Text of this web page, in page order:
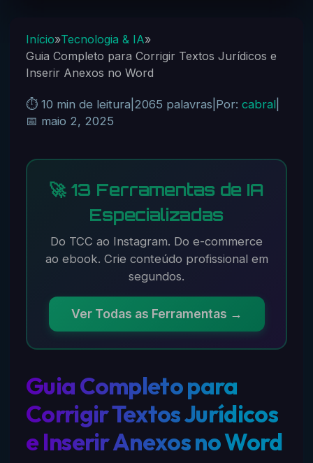
Início»Tecnologia & IA»
Guia Completo para Corrigir Textos Jurídicos e
Inserir Anexos no Word
⏱️ 10 min de leitura 2065 palavras Por: cabral|
📅 maio 2, 2025
🚀 13 Ferramentas de IA
Especializadas
Do TCC ao Instagram. Do e-commerce
ao ebook. Crie conteúdo profissional em
segundos.
Ver Todas as Ferramentas →
Guia Completo para
Corrigir Textos Jurídicos
e Inserir Anexos no Word